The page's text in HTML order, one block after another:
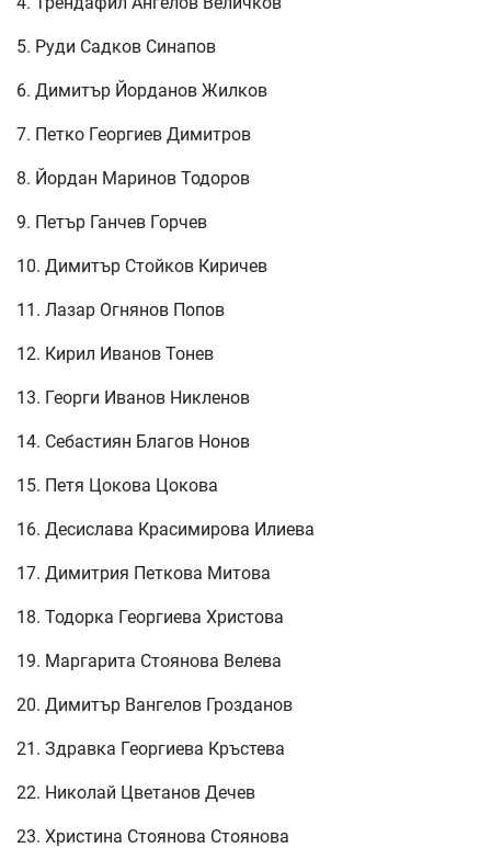
5. Руди Садков Синапов
6. Димитър Йорданов Жилков
7. Петко Георгиев Димитров
8. Йордан Маринов Тодоров
9. Петър Ганчев Горчев
10. Димитър Стойков Киричев
11. Лазар Огнянов Попов
12. Кирил Иванов Тонев
13. Георги Иванов Никленов
14. Себастиян Благов Нонов
15. Петя Цокова Цокова
16. Десислава Красимирова Илиева
17. Димитрия Петкова Митова
18. Тодорка Георгиева Христова
19. Маргарита Стоянова Велева
20. Димитър Вангелов Грозданов
21. Здравка Георгиева Кръстева
22. Николай Цветанов Дечев
23. Христина Стоянова Стоянова